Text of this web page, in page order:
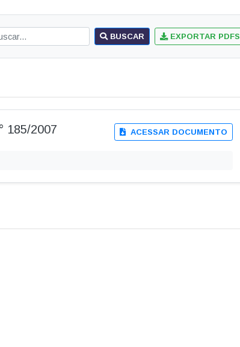
BUSCAR EXPORTAR PDFS
185/2007 ACESSAR DOCUMENTO